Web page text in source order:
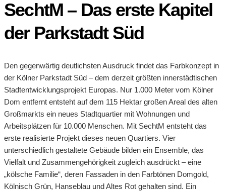
SechtM – Das erste Kapitel
der Parkstadt Süd
Den gegenwärtig deutlichsten Ausdruck findet das Farbkonzept in
der Kölner Parkstadt Süd – dem derzeit größten innerstädtischen
Stadtentwicklungsprojekt Europas. Nur 1.000 Meter vom Kölner
Dom entfernt entsteht auf dem 115 Hektar großen Areal des alten
Großmarkts ein neues Stadtquartier mit Wohnungen und
Arbeitsplätzen für 10.000 Menschen. Mit SechtM entsteht das
erste realisierte Projekt dieses neuen Quartiers. Vier
unterschiedlich gestaltete Gebäude bilden ein Ensemble, das
Vielfalt und Zusammengehörigkeit zugleich ausdrückt – eine
„kölsche Familie“, deren Fassaden in den Farbtönen Domgold,
Kölnisch Grün, Hanseblau und Altes Rot gehalten sind. Ein